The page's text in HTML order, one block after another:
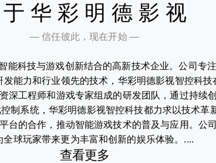
华彩明德影视
— 信任彼此，现在开始 —
能科技与游戏创新结合的高新技术企业。公司专
能力和行业领先的技术，华彩明德影视智控科
深工程师和游戏专家组成的研发团队，通过持续
制系统，华彩明德影视智控科技都力求以技术革
台的合作，推动智能游戏技术的普及与应用。公
全球玩家带来更为丰富和创新的娱乐体验。....
查看更多